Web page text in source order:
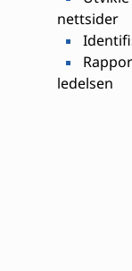
nettsider
ledelsen